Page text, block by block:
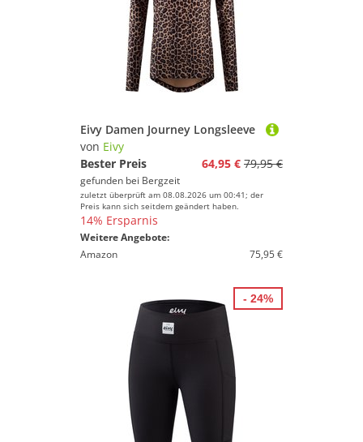
Eivy Damen Journey Longsleeve
von Eivy
Bester Preis
64,95 € 79,95 €
gefunden bei Bergzeit
zuletzt überprüft am 08.08.2026 um 00:41; der
Preis kann sich seitdem geändert haben.
14% Ersparnis
Weitere Angebote:
Amazon
75,95 €
- 24%